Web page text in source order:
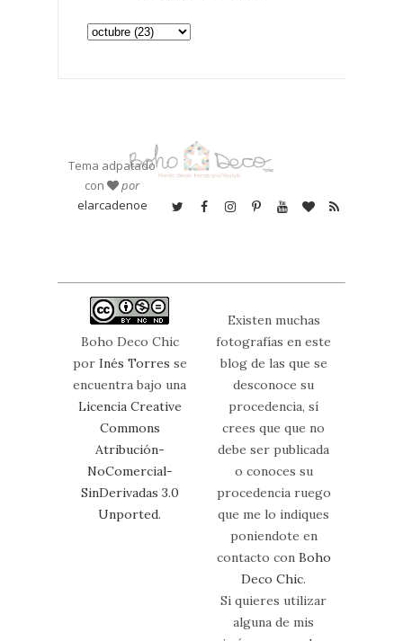
Tema adpatado
con
por
elarcadenoe
Boho Deco Chic
por Inés Torres se
encuentra bajo una
Licencia Creative
Commons
Atribución-
NoComercial-
SinDerivadas 3.0
Unported.
Existen muchas
fotografías en este
blog de las que se
desconoce su
procedencia, sí
crees que que no
debe ser publicada
o conoces su
procedencia ruego
que me lo indiques
poniendote en
contacto con Boho
Deco Chic.
Si quieres utilizar
alguna de mis